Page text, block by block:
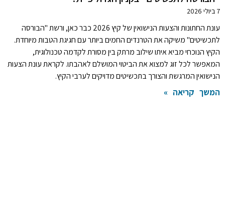
7 ביולי 2026
עונת החתונות והצעות הנישואין של קיץ 2026 כבר כאן, ורשת "הבורסה
לתכשיטים" משיקה את הטרנדים החמים ביותר עם חגיגת הטבות מיוחדת.
הקיץ הנוכחי מביא איתו שילוב מרתק בין מסורת לקדמה טכנולוגית,
המאפשר לכל זוג למצוא את הביטוי המושלם לאהבתו. לקראת עונת הצעות
הנישואין המרגשת והצורך בתכשיטים מדויקים לערבי הקיץ.
המשך קריאה »